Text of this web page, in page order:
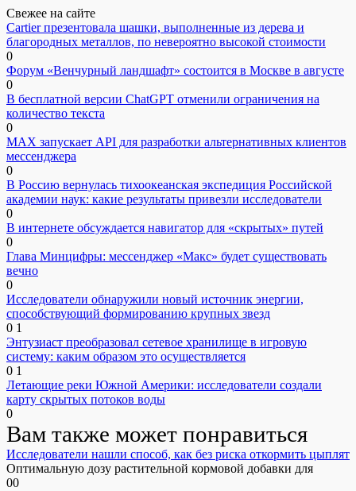
Свежее на сайте
Cartier презентовала шашки, выполненные из дерева и
благородных металлов, по невероятно высокой стоимости
0
Форум «Венчурный ландшафт» состоится в Москве в августе
0
В бесплатной версии ChatGPT отменили ограничения на
количество текста
0
MAX запускает API для разработки альтернативных клиентов
мессенджера
0
В Россию вернулась тихоокеанская экспедиция Российской
академии наук: какие результаты привезли исследователи
0
В интернете обсуждается навигатор для «скрытых» путей
0
Глава Минцифры: мессенджер «Макс» будет существовать
вечно
0
Исследователи обнаружили новый источник энергии,
способствующий формированию крупных звезд
0 1
Энтузиаст преобразовал сетевое хранилище в игровую
систему: каким образом это осуществляется
0 1
Летающие реки Южной Америки: исследователи создали
карту скрытых потоков воды
0
Вам также может понравиться
Исследователи нашли способ, как без риска откормить цыплят
Оптимальную дозу растительной кормовой добавки для
00